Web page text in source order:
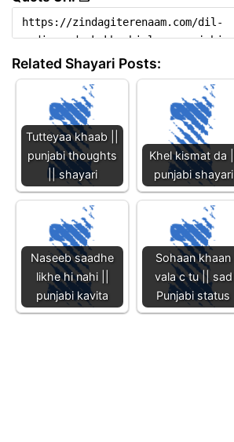
Related Shayari Posts:
Tutteyaa khaab ||
punjabi thoughts
|| shayari
Khel kismat da ||
punjabi shayari
Naseeb saadhe
likhe hi nahi ||
punjabi kavita
Sohaan khaan
vala c tu || sad
Punjabi status